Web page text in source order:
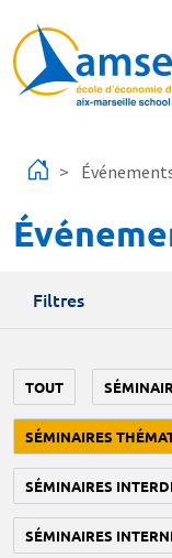
Filtres
TOUT
SÉMINAIRES
SÉMINAIRES
SÉMINAIRES